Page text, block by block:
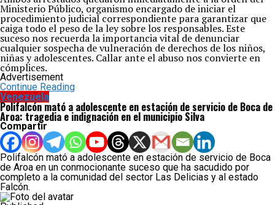
Ministerio Público, organismo encargado de iniciar el
procedimiento judicial correspondiente para garantizar que
caiga todo el peso de la ley sobre los responsables. Este
suceso nos recuerda la importancia vital de denunciar
cualquier sospecha de vulneración de derechos de los niños,
niñas y adolescentes. Callar ante el abuso nos convierte en
cómplices.
Advertisement
Continue Reading
Venezuela
Polifalcón mató a adolescente en estación de servicio de Boca de
Aroa: tragedia e indignación en el municipio Silva
Compartir
Polifalcón mató a adolescente en estación de servicio de Boca
de Aroa en un conmocionante suceso que ha sacudido por
completo a la comunidad del sector Las Delicias y al estado
Falcón.